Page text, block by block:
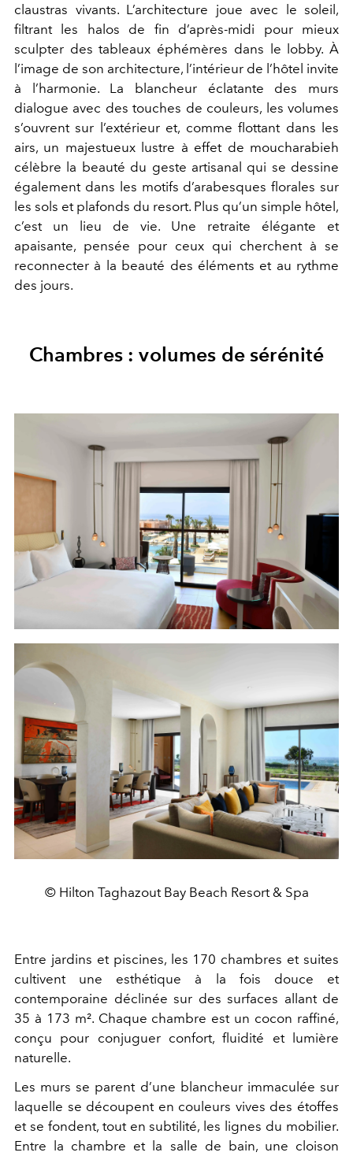
claustras vivants. L’architecture joue avec le soleil,
filtrant les halos de fin d’après-midi pour mieux
sculpter des tableaux éphémères dans le lobby. À
l’image de son architecture, l’intérieur de l’hôtel invite
à l’harmonie. La blancheur éclatante des murs
dialogue avec des touches de couleurs, les volumes
s’ouvrent sur l’extérieur et, comme flottant dans les
airs, un majestueux lustre à effet de moucharabieh
célèbre la beauté du geste artisanal qui se dessine
également dans les motifs d’arabesques florales sur
les sols et plafonds du resort. Plus qu’un simple hôtel,
c’est un lieu de vie. Une retraite élégante et
apaisante, pensée pour ceux qui cherchent à se
reconnecter à la beauté des éléments et au rythme
des jours.
Chambres : volumes de sérénité
© Hilton Taghazout Bay Beach Resort & Spa
Entre jardins et piscines, les 170 chambres et suites
cultivent une esthétique à la fois douce et
contemporaine déclinée sur des surfaces allant de
35 à 173 m². Chaque chambre est un cocon raffiné,
conçu pour conjuguer confort, fluidité et lumière
naturelle.
Les murs se parent d’une blancheur immaculée sur
laquelle se découpent en couleurs vives des étoffes
et se fondent, tout en subtilité, les lignes du mobilier.
Entre la chambre et la salle de bain, une cloison